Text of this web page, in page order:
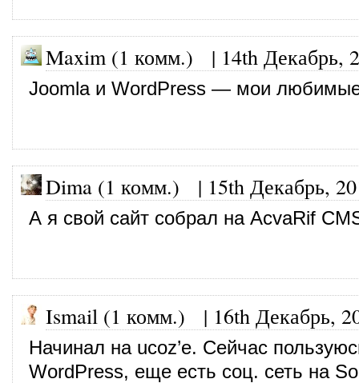
Maxim (1 комм.) | 14th Декабрь,
Joomla и WordPress — мои
Dima (1 комм.) | 15th Декабрь,
А я свой сайт собрал на AcvaRif
Ismail (1 комм.) | 16th Декабрь,
Начинал на ucoz’е. Сейчас
WordPress, еще есть соц. сеть на